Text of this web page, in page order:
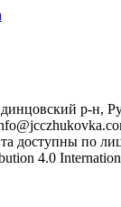
р-н,
доступны по
4.0